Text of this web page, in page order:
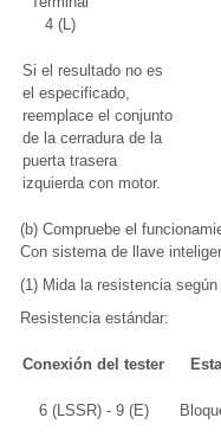
4 (L)
Si el resultado no es
el especificado,
reemplace el conjunto
de la cerradura de la
puerta trasera
izquierda con motor.
(b) Compruebe el
Con sistema de llave
(1) Mida la resistencia
Resistencia estándar:
Conexión del tester
6 (LSSR) - 9 (E)